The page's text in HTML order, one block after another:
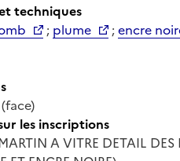
techniques
; plume ;encre
les inscriptions
A VITRE DETAIL